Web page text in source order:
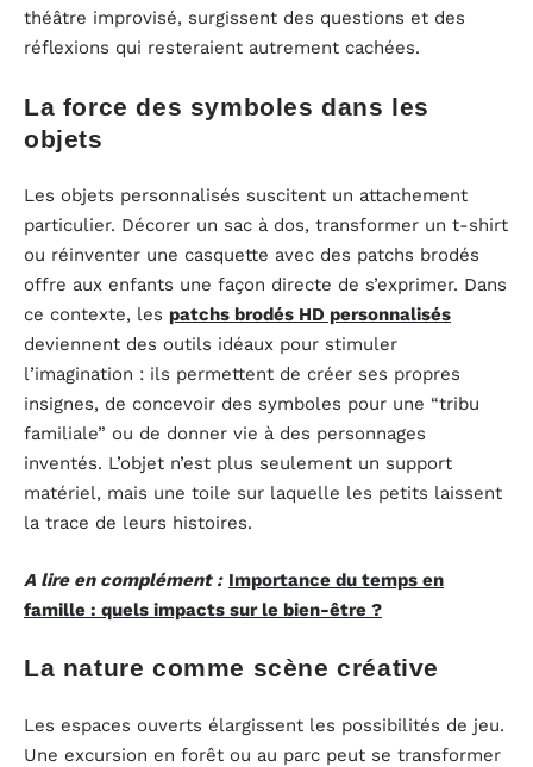
théâtre improvisé, surgissent des questions et des
réflexions qui resteraient autrement cachées.
La force des symboles dans les
objets
Les objets personnalisés suscitent un attachement
particulier. Décorer un sac à dos, transformer un t-shirt
ou réinventer une casquette avec des patchs brodés
offre aux enfants une façon directe de s’exprimer. Dans
ce contexte, les patchs brodés HD personnalisés
deviennent des outils idéaux pour stimuler
l’imagination : ils permettent de créer ses propres
insignes, de concevoir des symboles pour une “tribu
familiale” ou de donner vie à des personnages
inventés. L’objet n’est plus seulement un support
matériel, mais une toile sur laquelle les petits laissent
la trace de leurs histoires.
A lire en complément : Importance du temps en
famille : quels impacts sur le bien-être ?
La nature comme scène créative
Les espaces ouverts élargissent les possibilités de jeu.
Une excursion en forêt ou au parc peut se transformer